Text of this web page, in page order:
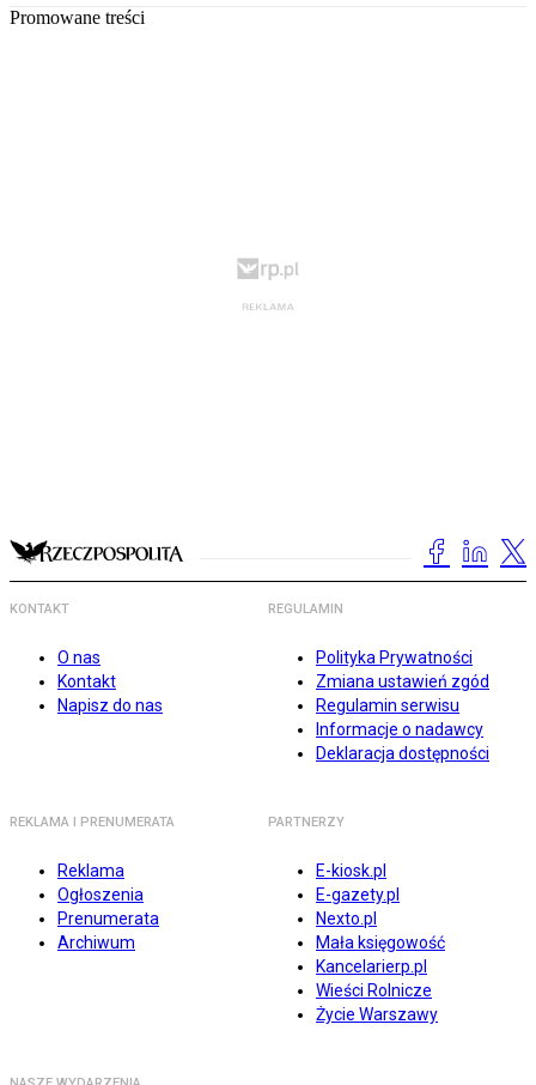
Promowane treści
KONTAKT
O nas
Kontakt
Napisz do nas
REGULAMIN
Polityka Prywatności
Zmiana ustawień zgód
Regulamin serwisu
Informacje o nadawcy
Deklaracja dostępności
REKLAMA I PRENUMERATA
Reklama
Ogłoszenia
Prenumerata
Archiwum
PARTNERZY
E-kiosk.pl
E-gazety.pl
Nexto.pl
Mała księgowość
Kancelarierp.pl
Wieści Rolnicze
Życie Warszawy